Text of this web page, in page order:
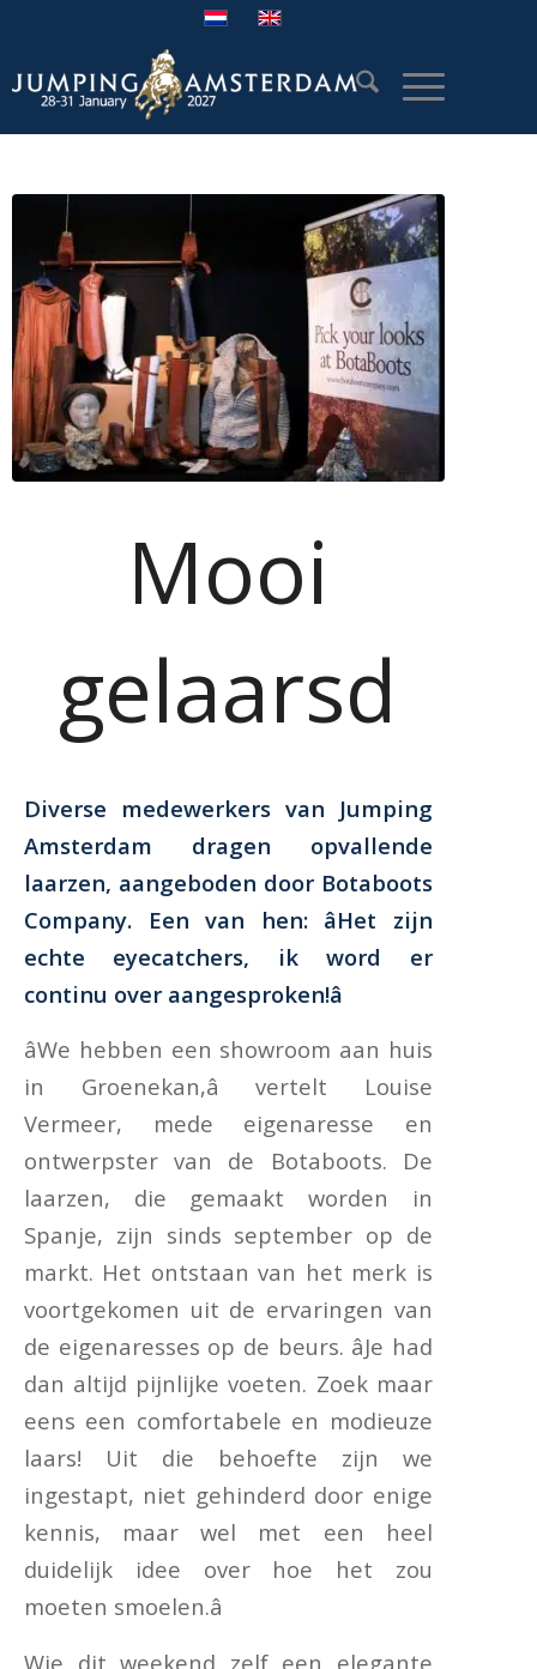
Mooi
gelaarsd
Diverse medewerkers van Jumping
Amsterdam dragen opvallende
laarzen, aangeboden door Botaboots
Company. Een van hen: âHet zijn
echte eyecatchers, ik word er
continu over aangesproken!â
âWe hebben een showroom aan huis
in Groenekan,â vertelt Louise
Vermeer, mede eigenaresse en
ontwerpster van de Botaboots. De
laarzen, die gemaakt worden in
Spanje, zijn sinds september op de
markt. Het ontstaan van het merk is
voortgekomen uit de ervaringen van
de eigenaresses op de beurs. âJe had
dan altijd pijnlijke voeten. Zoek maar
eens een comfortabele en modieuze
laars! Uit die behoefte zijn we
ingestapt, niet gehinderd door enige
kennis, maar wel met een heel
duidelijk idee over hoe het zou
moeten smoelen.â
Wie dit weekend zelf een elegante